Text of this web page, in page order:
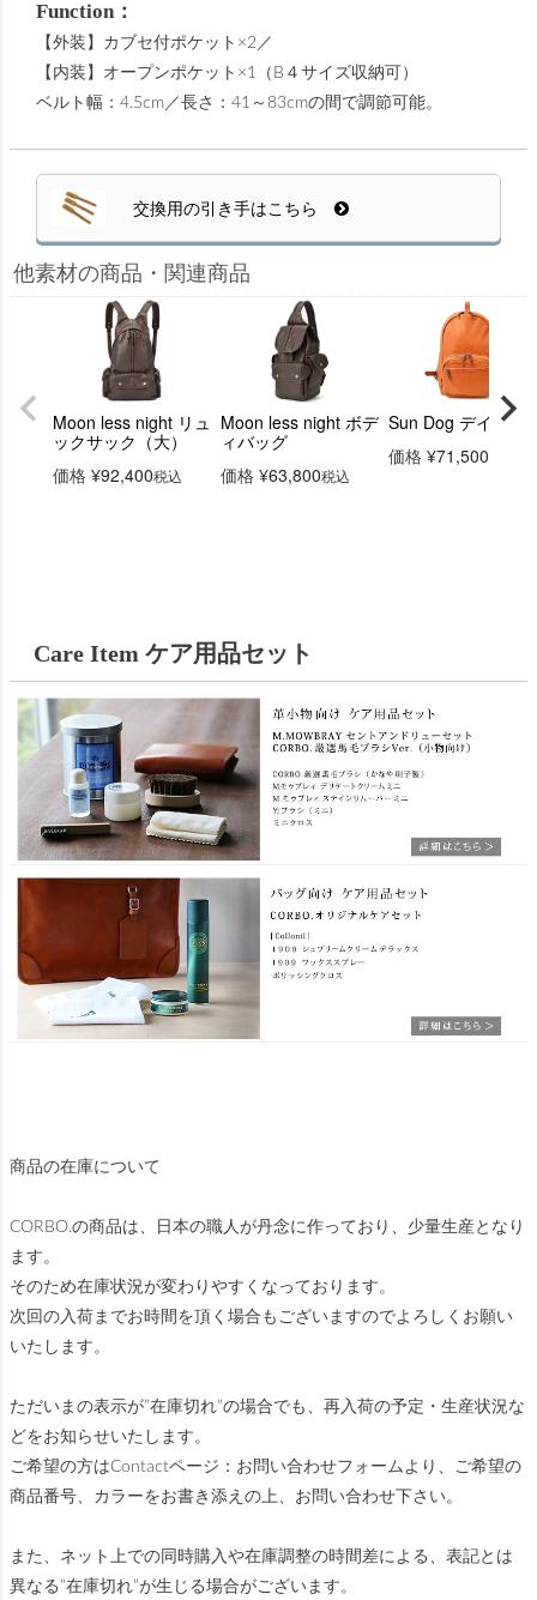
Function：
【外装】カブセ付ポケット×2／
【内装】オープンポケット×1（B４サイズ収納可）
ベルト幅：4.5cm／長さ：41～83cmの間で調節可能。
交換用の引き手はこちら
他素材の商品・関連商品
Moon less night リュ
ックサック（大）
価格 ¥92,400税込
Moon less night ボデ
ィバッグ
価格 ¥63,800税込
Sun Dog デイバッ
価格 ¥71,500
Care Item ケア用品セット
商品の在庫について
CORBO.の商品は、日本の職人が丹念に作っており、少量生産となり
ます。
そのため在庫状況が変わりやすくなっております。
次回の入荷までお時間を頂く場合もございますのでよろしくお願い
いたします。
ただいまの表示が”在庫切れ”の場合でも、再入荷の予定・生産状況な
どをお知らせいたします。
ご希望の方はContactページ：お問い合わせフォームより、ご希望の
商品番号、カラーをお書き添えの上、お問い合わせ下さい。
また、ネット上での同時購入や在庫調整の時間差による、表記とは
異なる”在庫切れ”が生じる場合がございます。